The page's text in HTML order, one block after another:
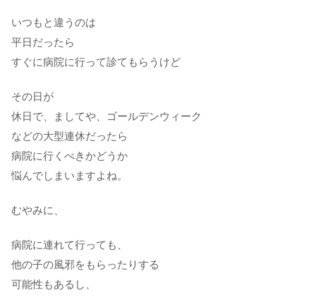
いつもと違うのは
平日だったら
すぐに病院に行って診てもらうけど
その日が
休日で、ましてや、ゴールデンウィーク
などの大型連休だったら
病院に行くべきかどうか
悩んでしまいますよね。
むやみに、
病院に連れて行っても、
他の子の風邪をもらったりする
可能性もあるし、